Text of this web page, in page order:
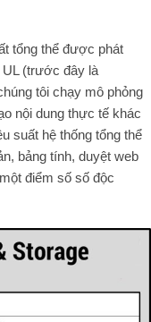
tổng thể được phát
(trước đây là
tôi chạy mô phỏng
nội dung thực tế khác
suất hệ thống tổng thể
bảng tính, duyệt web
điểm số số độc